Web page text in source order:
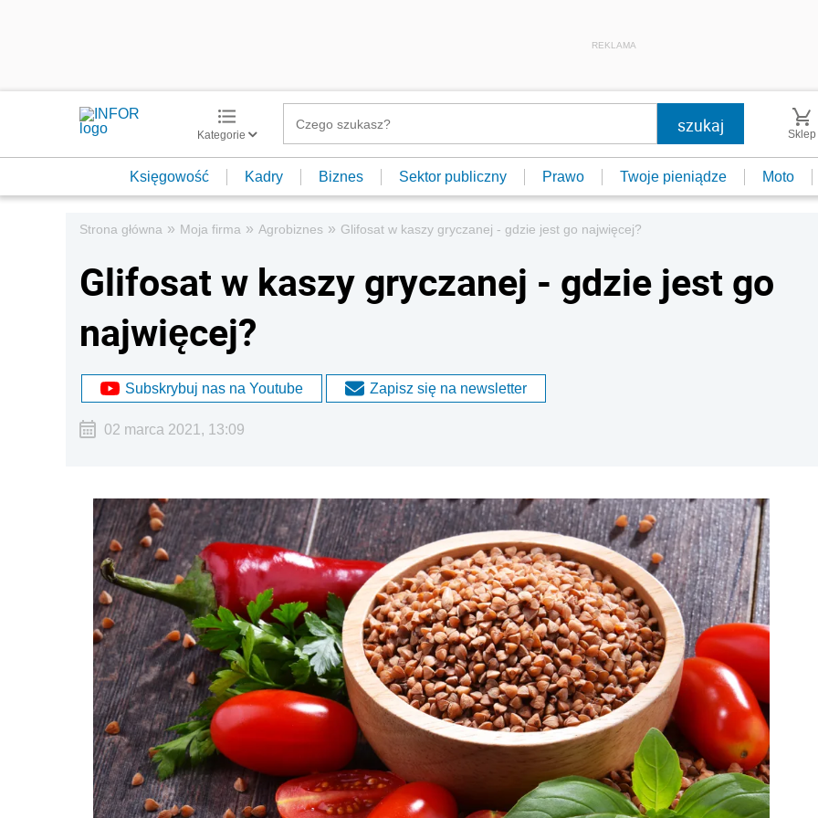
REKLAMA
Kategorie Sklep
Księgowość Kadry Biznes Sektor publiczny Prawo Twoje pieniądze Moto
Strona główna » Moja firma » Agrobiznes » Glifosat w kaszy gryczanej - gdzie jest go najwięcej?
Glifosat w kaszy gryczanej - gdzie jest go
najwięcej?
Subskrybuj nas na Youtube Zapisz się na newsletter
02 marca 2021, 13:09